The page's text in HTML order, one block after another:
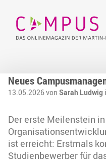
Neues
13.05.2026 von Sarah Ludwig
Der erste Meilenstein
ist erreicht: Erstmals
Studienbewerber für